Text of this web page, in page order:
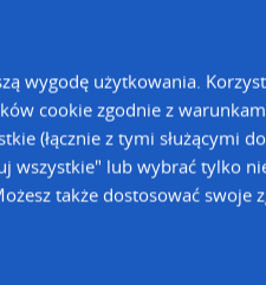
danych jest AutoMapa
wygodę użytkowania.
cookie zgodnie z
(łącznie z tymi służącymi
wszystkie" lub wybrać tylko
także dostosować swoje